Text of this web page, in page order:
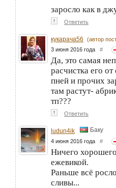
заросло как в
↑ Ответить
кукарача56 (автор
3 июня 2016 года #
Да, это самая
расчистка его
пней и прочих
там растут-
тп???
↑ Ответить
ludun4ik Баку
4 июня 2016 года #
Ничего
ежевикой.
Раньше всё
сливы...